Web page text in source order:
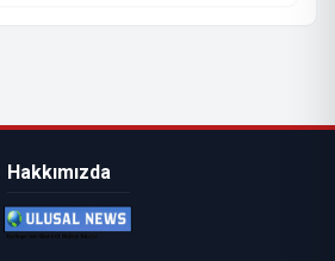
Hakkımızda